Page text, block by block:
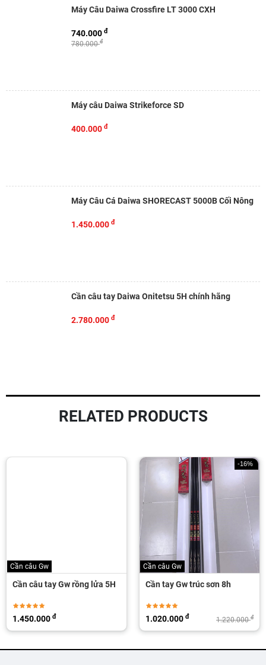
Máy Câu Daiwa Crossfire LT 3000 CXH
780.000đ
740.000 đ
Máy câu Daiwa Strikeforce SD
400.000 đ
Máy Câu Cá Daiwa SHORECAST 5000B Cối Nông
1.450.000 đ
Cần câu tay Daiwa Onitetsu 5H chính hãng
2.780.000 đ
RELATED PRODUCTS
Cần câu Gw
Cần câu tay Gw rồng lửa 5H
1.450.000 đ
-16%
Cần câu Gw
Cần tay Gw trúc sơn 8h
1.220.000đ
1.020.000 đ